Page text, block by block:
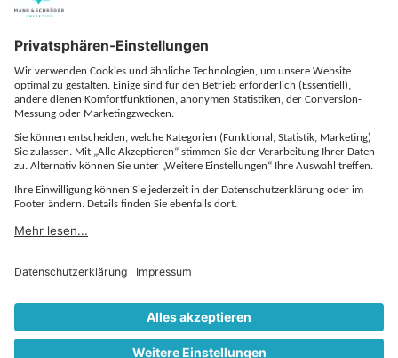
KONTAKT
DATENSCHUTZ
IMPRESSUM
COOKIE-EINSTELLUNGEN
AGB
VERHALTENSKODEX